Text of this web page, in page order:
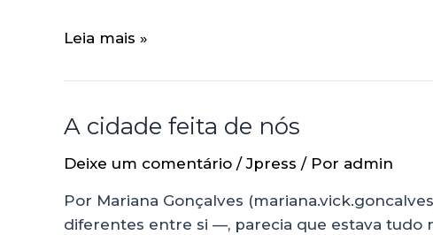
Leia mais »
A cidade feita de nós
Deixe um comentário /Jpress / Por admin
Por Mariana Gonçalves
diferentes entre si —, parecia que estava tudo